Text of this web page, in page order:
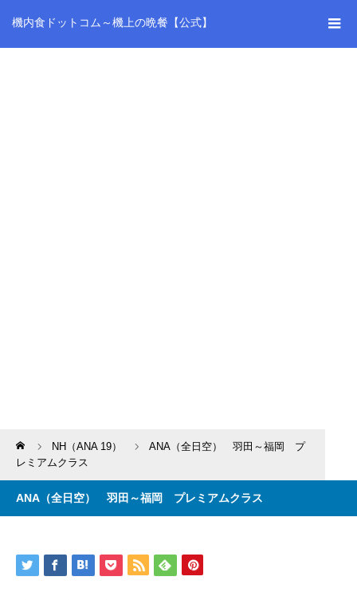
機内食ドットコム～機上の晩餐【公式】
Home NH（ANA 19）
ANA（全日空） 羽田～福岡 プ
レミアムクラス
ANA（全日空） 羽田～福岡 プレミアムクラス